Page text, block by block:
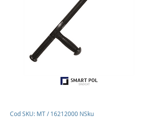
Cod SKU: MT / 16212000 NSku